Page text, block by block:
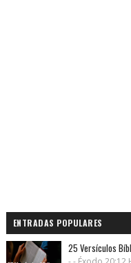
ENTRADAS POPULARES
25 Versículos